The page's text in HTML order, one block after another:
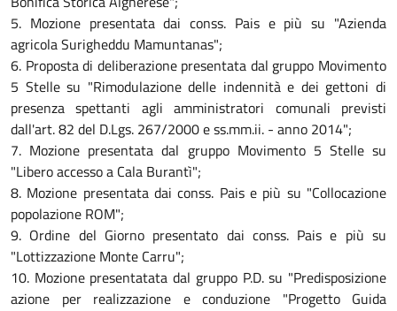
5. Mozione presentata dai conss. Pais e più su "Azienda
agricola Surigheddu Mamuntanas";
6. Proposta di deliberazione presentata dal gruppo Movimento
5 Stelle su "Rimodulazione delle indennità e dei gettoni di
presenza spettanti agli amministratori comunali previsti
dall'art. 82 del D.Lgs. 267/2000 e ss.mm.ii. - anno 2014";
7. Mozione presentata dal gruppo Movimento 5 Stelle su
"Libero accesso a Cala Burantì";
8. Mozione presentata dai conss. Pais e più su "Collocazione
popolazione ROM";
9. Ordine del Giorno presentato dai conss. Pais e più su
"Lottizzazione Monte Carru";
10. Mozione presentatata dal gruppo P.D. su "Predisposizione
azione per realizzazione e conduzione "Progetto Guida